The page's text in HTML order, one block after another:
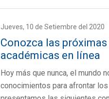
Jueves, 10 de Setiembre del 2020
Conozca las
académicas en línea
Hoy más que nunca, el mundo
conocimientos para afrontar